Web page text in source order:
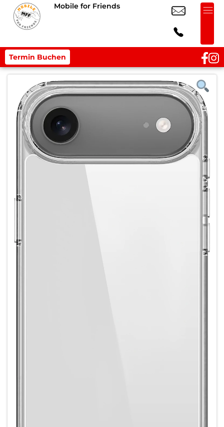
Mobile for Friends
Termin Buchen